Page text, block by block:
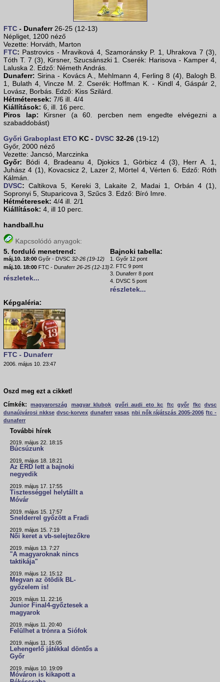
FTC - Dunaferr26-25 (12-13)
Népliget, 1200 néző
Vezette: Horváth, Marton
FTC: Pastrovics - Mraviková 4, Szamoránsky P. 1, Uhrakova 7 (3),
Tóth T. 7 (3), Kirsner, Szucsánszki 1. Cserék: Harisova - Kamper 4,
Laluska 2. Edző: Németh András.
Dunaferr: Sirina - Kovács A., Mehlmann 4, Ferling 8 (4), Balogh B.
1, Bulath 4, Vincze M. 2. Cserék: Hoffman K. - Kindl 4, Gáspár 2,
Lovász, Borbás. Edző: Kiss Szilárd.
Hétméteresek: 7/6 ill. 4/4
Kiállítások: 6, ill. 16 perc.
Piros lap: Kirsner (a 60. percben nem engedte elvégezni a
szabaddobást)
Győri Graboplast ETO KC - DVSC 32-26 (19-12)
Győr, 2000 néző
Vezette: Jancsó, Marczinka
Győr: Bódi 4, Bradeanu 4, Djokics 1, Görbicz 4 (3), Herr A. 1,
Juhász 4 (1), Kovacsicz 2, Lazer 2, Mörtel 4, Vérten 6. Edző: Róth
Kálmán.
DVSC: Caltikova 5, Kereki 3, Lakaite 2, Madai 1, Orbán 4 (1),
Sopronyi 5, Stuparicova 3, Szűcs 3. Edző: Bíró Imre.
Hétméteresek: 4/4 ill. 2/1
Kiállítások: 4, ill 10 perc.
handball.hu
Kapcsolódó anyagok:
5. forduló menetrend:
máj.10. 18:00 Győr - DVSC 32-26 (19-12)
máj.10. 18:00 FTC - Dunaferr 26-25 (12-13)
részletek...
Bajnoki tabella:
1. Győr 12 pont
2. FTC 9 pont
3. Dunaferr 8 pont
4. DVSC 5 pont
részletek...
Képgaléria:
FTC - Dunaferr
2006. május 10. 23:47
Oszd meg ezt a cikket!
Címkék:
magyarország magyar klubok győri audi eto kc ftc győr fkc
dvsc
dunaújvárosi nkkse dvsc-korvex dunaferr vasas nbi nők rájátszás 2005-2006 ftc -
dunaferr
További hírek
2019. május 22. 18:15
Búcsúzunk
2019. május 18. 18:21
Az ÉRD lett a bajnoki
negyedik
2019. május 17. 17:55
Tisztességgel helytállt a
Móvár
2019. május 15. 17:57
Snelderrel győzött a Fradi
2019. május 15. 7:19
Női keret a vb-selejtezőkre
2019. május 13. 7:27
"A magyaroknak nincs
taktikája"
2019. május 12. 15:12
Megvan az ötödik BL-
győzelem is!
2019. május 11. 22:16
Junior Final4-győztesek a
magyarok
2019. május 11. 20:40
Felülhet a trónra a Siófok
2019. május 11. 15:05
Lehengerlő játékkal döntős a
Győr
2019. május 10. 19:09
Móváron is kikapott a